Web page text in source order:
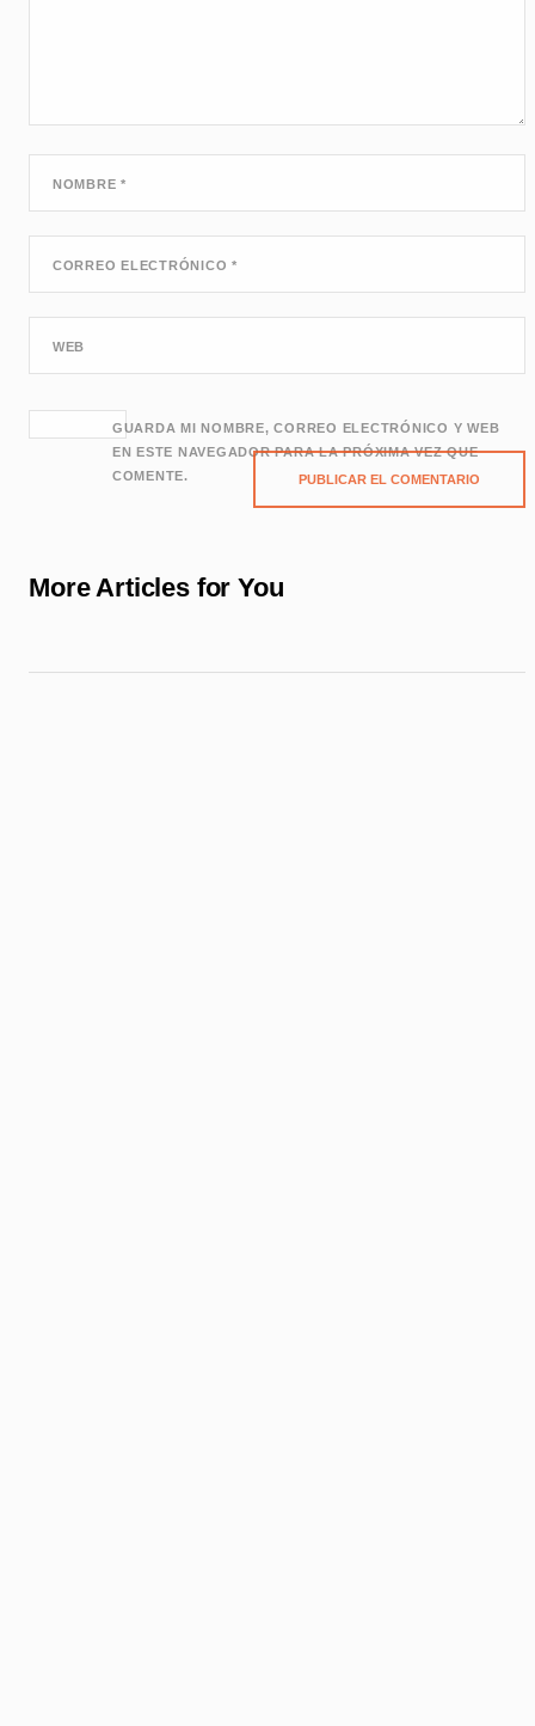
NOMBRE*
CORREO ELECTRÓNICO*
WEB
GUARDA MI NOMBRE, CORREO ELECTRÓNICO Y WEB
EN ESTE NAVEGADOR PARA LA PRÓXIMA VEZ QUE
COMENTE.
More Articles for You